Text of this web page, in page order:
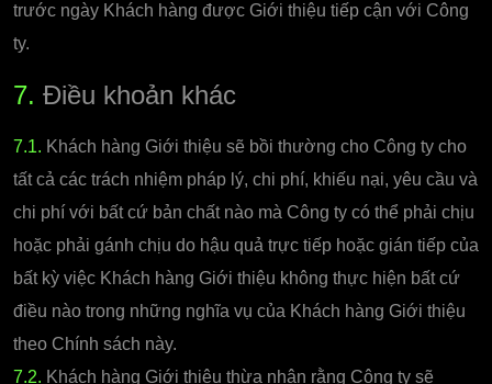
trước ngày Khách hàng được Giới thiệu tiếp cận với Công
ty.
7. Điều khoản khác
7.1. Khách hàng Giới thiệu sẽ bồi thường cho Công ty cho
tất cả các trách nhiệm pháp lý, chi phí, khiếu nại, yêu cầu và
chi phí với bất cứ bản chất nào mà Công ty có thể phải chịu
hoặc phải gánh chịu do hậu quả trực tiếp hoặc gián tiếp của
bất kỳ việc Khách hàng Giới thiệu không thực hiện bất cứ
điều nào trong những nghĩa vụ của Khách hàng Giới thiệu
theo Chính sách này.
7.2. Khách hàng Giới thiệu thừa nhận rằng Công ty sẽ